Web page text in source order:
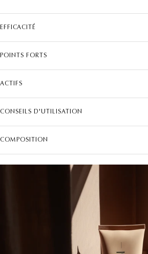
EFFICACITÉ
POINTS FORTS
ACTIFS
CONSEILS D'UTILISATION
COMPOSITION